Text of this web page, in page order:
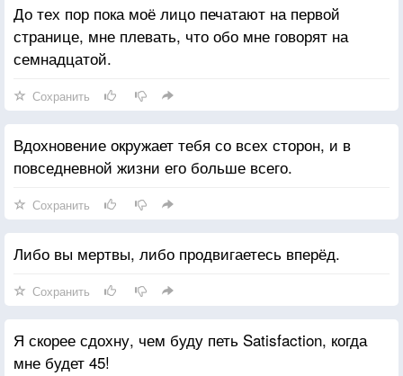
До тех пор пока моё лицо печатают на первой
странице, мне плевать, что обо мне говорят на
семнадцатой.
Сохранить
Вдохновение окружает тебя со всех сторон, и в
повседневной жизни его больше всего.
Сохранить
Либо вы мертвы, либо продвигаетесь вперёд.
Сохранить
Я скорее сдохну, чем буду петь Satisfaction, когда
мне будет 45!